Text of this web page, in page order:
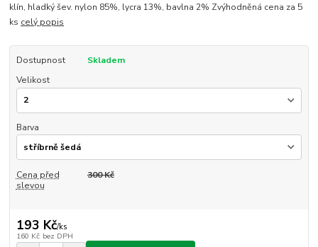
klín, hladký šev. nylon 85%, lycra 13%, bavlna 2% Zvýhodněná cena za 5
ks celý popis
Dostupnost
Skladem
Velikost
Barva
Cena před
slevou
300 Kč
193 Kč/ks
160 Kč bez DPH